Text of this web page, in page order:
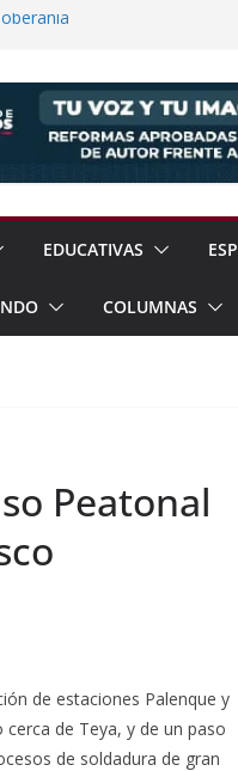
EDUCATIVAS
COLUMNAS
Peatonal
de estaciones Palenque y
de Teya, y de un paso
de soldadura de gran